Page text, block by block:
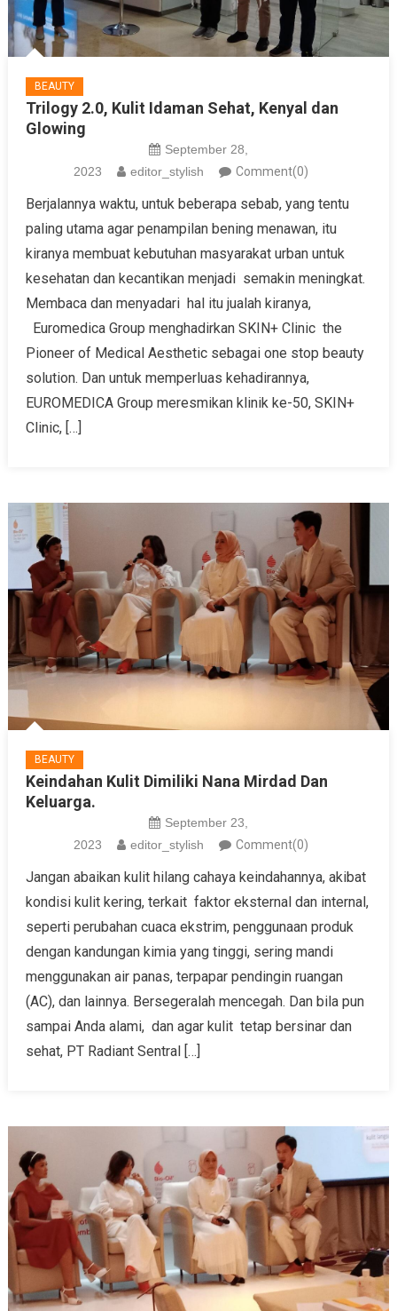
BEAUTY
Trilogy 2.0, Kulit Idaman Sehat, Kenyal dan
Glowing
September 28,
2023
editor_stylish Comment(0)
Berjalannya waktu, untuk beberapa sebab, yang tentu
paling utama agar penampilan bening menawan, itu
kiranya membuat kebutuhan masyarakat urban untuk
kesehatan dan kecantikan menjadi semakin meningkat.
Membaca dan menyadari hal itu jualah kiranya,
Euromedica Group menghadirkan SKIN+ Clinic the
Pioneer of Medical Aesthetic sebagai one stop beauty
solution. Dan untuk memperluas kehadirannya,
EUROMEDICA Group meresmikan klinik ke-50, SKIN+
Clinic, […]
BEAUTY
Keindahan Kulit Dimiliki Nana Mirdad Dan
Keluarga.
September 23,
2023
editor_stylish Comment(0)
Jangan abaikan kulit hilang cahaya keindahannya, akibat
kondisi kulit kering, terkait faktor eksternal dan internal,
seperti perubahan cuaca ekstrim, penggunaan produk
dengan kandungan kimia yang tinggi, sering mandi
menggunakan air panas, terpapar pendingin ruangan
(AC), dan lainnya. Bersegeralah mencegah. Dan bila pun
sampai Anda alami, dan agar kulit tetap bersinar dan
sehat, PT Radiant Sentral […]